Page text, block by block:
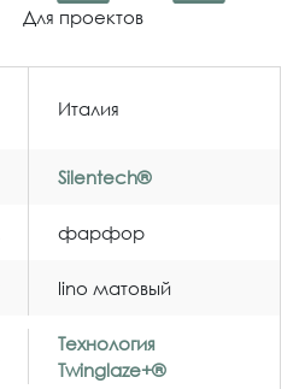
Для проектов
Италия
Silentech®
фaрфор
lino матовый
Технология
Twinglaze+®